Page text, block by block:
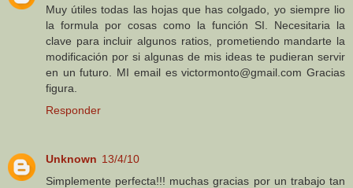
Muy útiles todas las hojas que has colgado, yo siempre lio
la formula por cosas como la función SI. Necesitaria la
clave para incluir algunos ratios, prometiendo mandarte la
modificación por si algunas de mis ideas te pudieran servir
en un futuro. MI email es victormonto@gmail.com Gracias
figura.
Responder
Unknown 13/4/10
Simplemente perfecta!!! muchas gracias por un trabajo tan